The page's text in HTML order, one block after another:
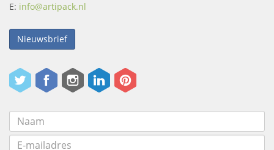
E: info@artipack.nl
Nieuwsbrief